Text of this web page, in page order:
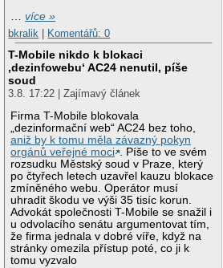
…více »
bkralik
Komentářů: 0
T-Mobile nikdo k blokaci
‚dezinfowebu‘ AC24 nenutil, píše
soud
3.8. 17:22 | Zajímavý článek
Firma T-Mobile blokovala
„dezinformační web“ AC24 bez toho,
aniž by k tomu měla závazný pokyn
orgánů veřejné moci . Píše to ve svém
rozsudku Městský soud v Praze, který
po čtyřech letech uzavřel kauzu blokace
zmíněného webu. Operátor musí
uhradit škodu ve výši 35 tisíc korun.
Advokát společnosti T-Mobile se snažil i
u odvolacího senátu argumentovat tím,
že firma jednala v dobré víře, když na
stránky omezila přístup poté, co ji k
tomu vyzvalo